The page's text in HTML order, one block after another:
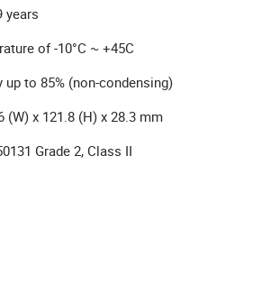
years
of -10°C ~ +45C
up to 85% (non-condensing)
(W) x 121.8 (H) x 28.3 mm
Grade 2, Class II